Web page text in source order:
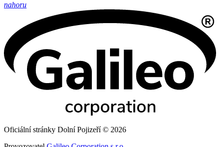
nahoru
Oficiální stránky Dolní Pojizeří © 2026